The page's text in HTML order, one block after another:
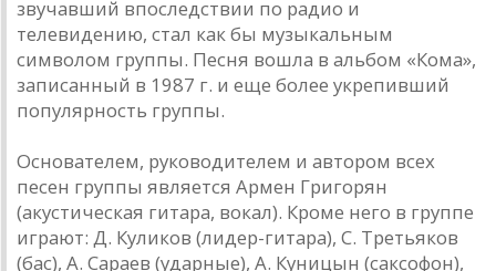
звучавший впоследствии по радио и
телевидению, стал как бы музыкальным
символом группы. Песня вошла в альбом «Кома»,
записанный в 1987 г. и еще более укрепивший
популярность группы.
Основателем, руководителем и автором всех
песен группы является Армен Григорян
(акустическая гитара, вокал). Кроме него в группе
играют: Д. Куликов (лидер-гитара), С. Третьяков
(бас), А. Сараев (ударные), А. Куницын (саксофон),